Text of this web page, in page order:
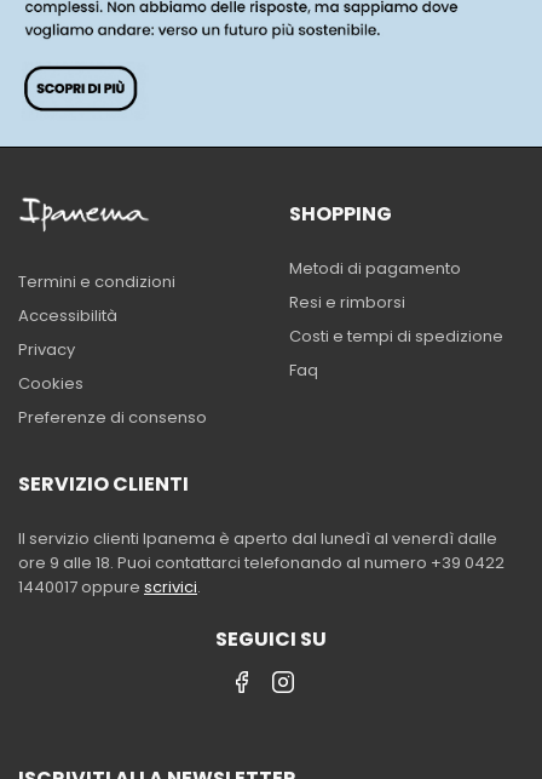
Termini e condizioni
Accessibilità
Privacy
Cookies
Preferenze di consenso
SHOPPING
Metodi di pagamento
Resi e rimborsi
Costi e tempi di spedizione
Faq
SERVIZIO CLIENTI
Il servizio clienti Ipanema è aperto dal lunedì al venerdì dalle
ore 9 alle 18. Puoi contattarci telefonando al numero +39 0422
1440017 oppure scrivici.
SEGUICI SU